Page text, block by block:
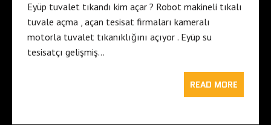
Eyüp tuvalet tıkandı kim açar ? Robot makineli tıkalı
tuvale açma , açan tesisat firmaları kameralı
motorla tuvalet tıkanıklığını açıyor . Eyüp su
tesisatçı gelişmiş…
READ MORE